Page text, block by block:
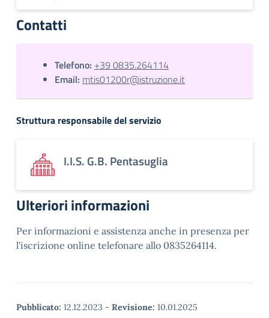
Contatti
Telefono: +39 0835.264114
Email: mtis01200r@istruzione.it
Struttura responsabile del servizio
I.I.S. G.B. Pentasuglia
Ulteriori informazioni
Per informazioni e assistenza anche in presenza per
l'iscrizione online telefonare allo 0835264114.
Pubblicato: 12.12.2023 - Revisione: 10.01.2025